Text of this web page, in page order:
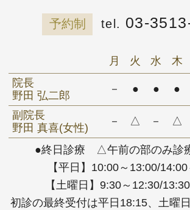
予約制 03-
●終日診療 △午前の部のみ診
【平日】10:00～13:00/
【土曜日】9:30～12:30/
初診の最終受付は平日18:15、土曜
月 火 水 木
院長
野田 弘二郎
－ ● ● ●
副院長
野田 真喜(女性)
－ △ － △